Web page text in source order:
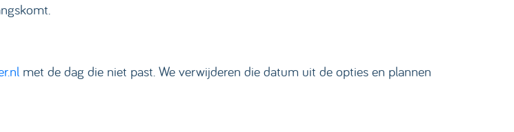
met de dag die niet past. We verwijderen die datum uit de opties en plannen